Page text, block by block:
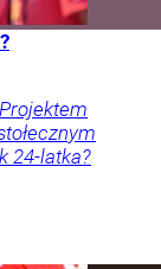
24-latka?